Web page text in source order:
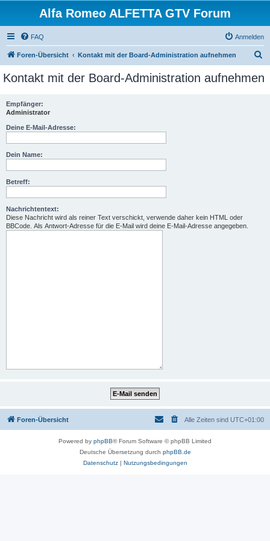
Alfa Romeo ALFETTA GTV Forum
FAQ Anmelden
Foren-Übersicht Kontakt mit der Board-Administration aufnehmen
c
Kontakt mit der Board-Administration aufnehmen
Empfänger:
Administrator
Deine E-Mail-Adresse:
Dein Name:
Betreff:
Nachrichtentext:
Diese Nachricht wird als reiner Text verschickt, verwende daher kein HTML oder
BBCode. Als Antwort-Adresse für die E-Mail wird deine E-Mail-Adresse angegeben.
Foren-Übersicht Alle Zeiten sind UTC+01:00
Powered by phpBB® Forum Software © phpBB Limited
Deutsche Übersetzung durch phpBB.de
Datenschutz| Nutzungsbedingungen